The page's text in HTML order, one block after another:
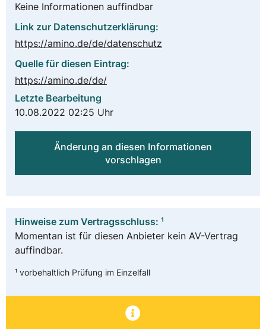
Keine Informationen auffindbar
Link zur Datenschutzerklärung:
https://amino.de/de/datenschutz
Quelle für diesen Eintrag:
https://amino.de/de/
Letzte Bearbeitung
10.08.2022 02:25 Uhr
Änderung an diesen Informationen
vorschlagen
Hinweise zum Vertragsschluss: ¹
Momentan ist für diesen Anbieter kein AV-Vertrag
auffindbar.
¹ vorbehaltlich Prüfung im Einzelfall